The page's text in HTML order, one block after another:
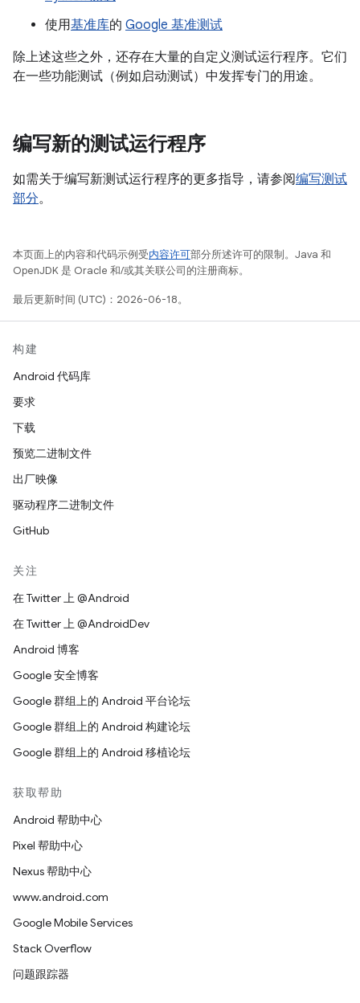
使用基准库的 Google 基准测试
除上述这些之外，还存在大量的自定义测试运行程序。它们
在一些功能测试（例如启动测试）中发挥专门的用途。
编写新的测试运行程序
如需关于编写新测试运行程序的更多指导，请参阅编写测试
部分。
本页面上的内容和代码示例受内容许可部分所述许可的限制。Java 和
OpenJDK 是 Oracle 和/或其关联公司的注册商标。
最后更新时间 (UTC)：2026-06-18。
构建
Android 代码库
要求
下载
预览二进制文件
出厂映像
驱动程序二进制文件
GitHub
关注
在 Twitter 上 @Android
在 Twitter 上 @AndroidDev
Android 博客
Google 安全博客
Google 群组上的 Android 平台论坛
Google 群组上的 Android 构建论坛
Google 群组上的 Android 移植论坛
获取帮助
Android 帮助中心
Pixel 帮助中心
Nexus 帮助中心
www.android.com
Google Mobile Services
Stack Overflow
问题跟踪器